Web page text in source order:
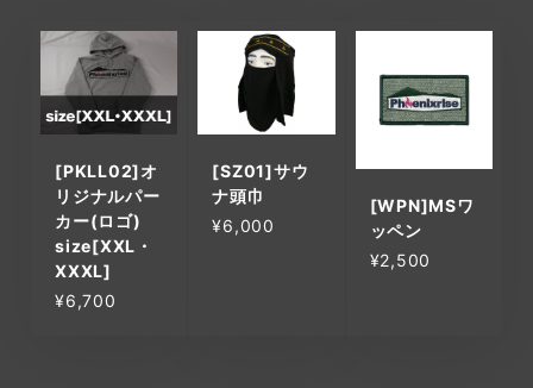
[PKLL02]オ
リジナルパー
カー(ロゴ)
size[XXL・
XXXL]
¥6,700
[SZ01]サウ
ナ頭巾
¥6,000
[WPN]MSワ
ッペン
¥2,500